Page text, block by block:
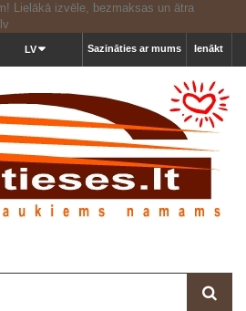
Ienākt
Sazināties ar mums
LV